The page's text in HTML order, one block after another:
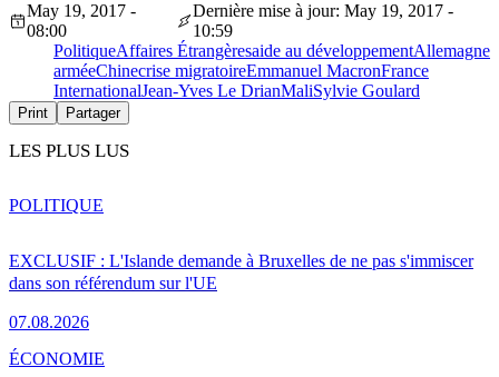
May 19, 2017 -
08:00
Dernière mise à jour: May 19, 2017 -
10:59
PolitiqueAffaires Étrangèresaide au développementAllemagne
arméeChinecrise migratoireEmmanuel MacronFrance
InternationalJean-Yves Le DrianMaliSylvie Goulard
Print Partager
LES PLUS LUS
EXCLUSIF : L'Islande demande à Bruxelles de ne pas s'immiscer
dans son référendum sur l'UE
07.08.2026
POLITIQUE
ÉCONOMIE